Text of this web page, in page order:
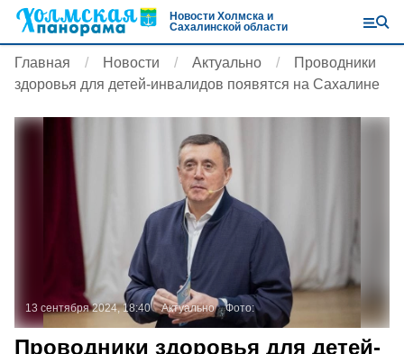
Новости Холмска и
Сахалинской области
Главная Новости Актуально
Проводники
здоровья для детей-инвалидов появятся на Сахалине
13 сентября 2024, 18:40 Актуально Фото:
Проводники здоровья для детей-